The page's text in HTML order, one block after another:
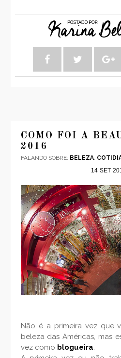
COMO FOI A
2016
FALANDO SOBRE: BELEZA,
14 SET
Não é a primeira vez que
beleza das Américas, mas
vez como blogueira.